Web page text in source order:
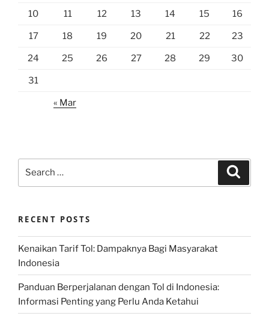
10 11 12 13 14 15 16
17 18 19 20 21 22 23
24 25 26 27 28 29 30
31
« Mar
RECENT POSTS
Kenaikan Tarif Tol: Dampaknya Bagi Masyarakat
Indonesia
Panduan Berperjalanan dengan Tol di Indonesia:
Informasi Penting yang Perlu Anda Ketahui